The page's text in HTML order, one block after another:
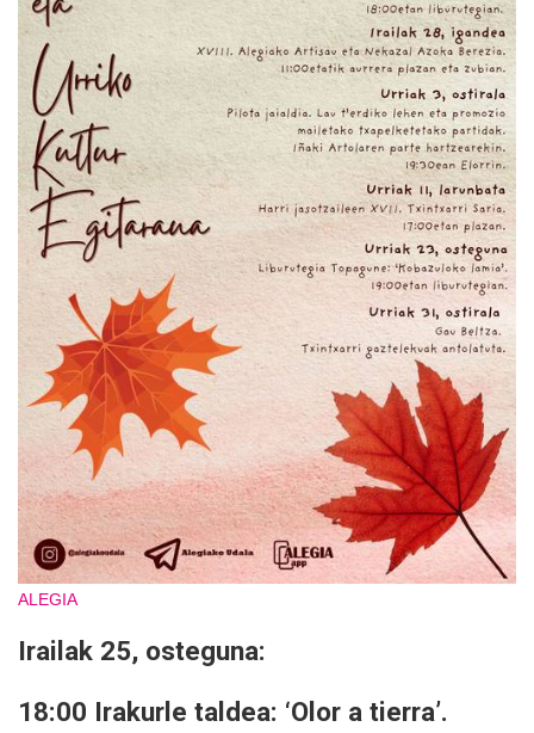
ALEGIA
Irailak 25, osteguna:
18:00 Irakurle taldea: ‘Olor a tierra’.